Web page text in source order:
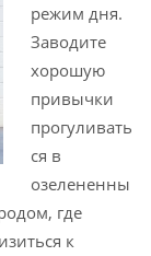
режим дня.
Заводите
хорошую
привычки
прогуливать
ся в
озелененны
где
к